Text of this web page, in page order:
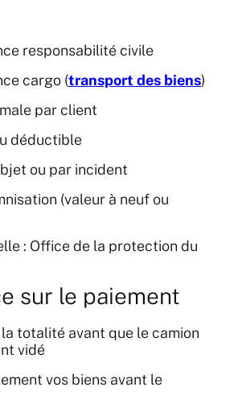
responsabilité civile
cargo (transport des biens)
par client
déductible
ou par incident
(valeur à neuf ou
: Office de la protection du
sur le paiement
totalité avant que le camion
vidé
vos biens avant le